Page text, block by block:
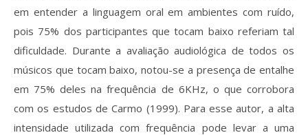
em entender a linguagem oral em ambientes com ruído,
pois 75% dos participantes que tocam baixo referiam tal
dificuldade. Durante a avaliação audiológica de todos os
músicos que tocam baixo, notou-se a presença de entalhe
em 75% deles na frequência de 6KHz, o que corrobora
com os estudos de Carmo (1999). Para esse autor, a alta
intensidade utilizada com frequência pode levar a uma